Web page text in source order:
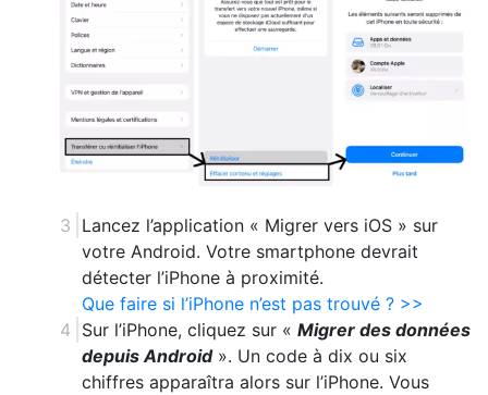
Lancez l’application « Migrer vers iOS » sur
votre Android. Votre smartphone devrait
détecter l’iPhone à proximité.
Que faire si l’iPhone n’est pas trouvé ? >>
Sur l’iPhone, cliquez sur « Migrer des données
depuis Android». Un code à dix ou six
chiffres apparaîtra alors sur l’iPhone. Vous